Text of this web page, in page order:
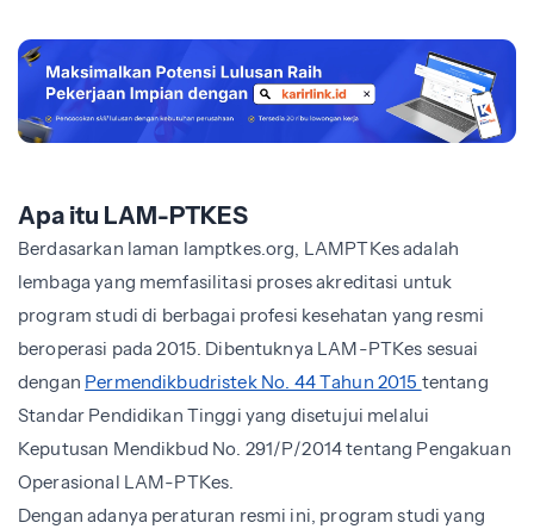
Apa itu LAM-PTKES
Berdasarkan laman lamptkes.org, LAMPTKes adalah
lembaga yang memfasilitasi proses akreditasi untuk
program studi di berbagai profesi kesehatan yang resmi
beroperasi pada 2015. Dibentuknya LAM-PTKes sesuai
dengan Permendikbudristek No. 44 Tahun 2015 tentang
Standar Pendidikan Tinggi yang disetujui melalui
Keputusan Mendikbud No. 291/P/2014 tentang Pengakuan
Operasional LAM-PTKes.
Dengan adanya peraturan resmi ini, program studi yang